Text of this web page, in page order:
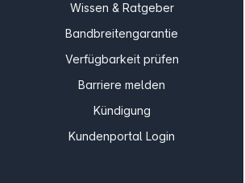
Wissen & Ratgeber
Bandbreitengarantie
Verfügbarkeit prüfen
Barriere melden
Kündigung
Kundenportal Login